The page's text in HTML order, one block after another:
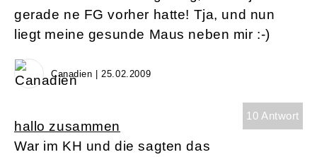
gerade ne FG vorher hatte! Tja, und nun
liegt meine gesunde Maus neben mir :-)
Canadien | 25.02.2009
10 Antwort
hallo zusammen
War im KH und die sagten das